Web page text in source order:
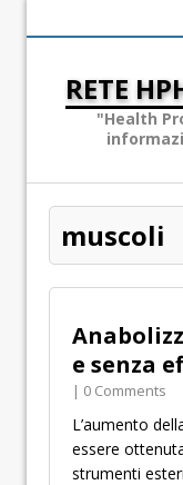
RETE
"Health
muscoli
e senza
| 0 Comments
L’aumento
essere
strumenti